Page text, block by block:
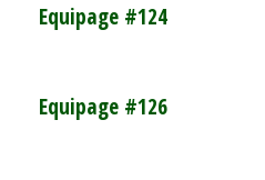
Equipage #124
Equipage #126